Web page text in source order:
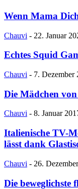
Wenn Mama
Chauvi - 22. Januar
Echtes Squid
Chauvi - 7. Dezember
Die Mädchen
Chauvi - 8. Januar
Italienische TV-
lässt dank
Chauvi - 26.
Die beweglichste